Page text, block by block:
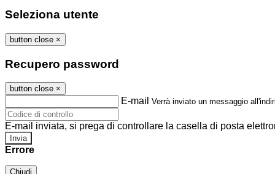
Seleziona utente
button close ×
Recupero password
button close ×
E-mail Verrà inviato un messaggio
E-mail inviata, si prega di controllare la casella di posta
Errore
Chiudi